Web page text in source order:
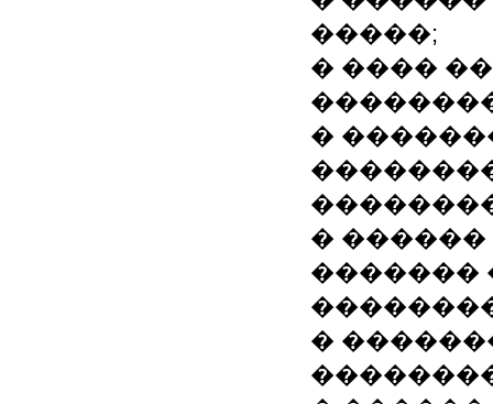
�����;
� ����
�
�
�������
�